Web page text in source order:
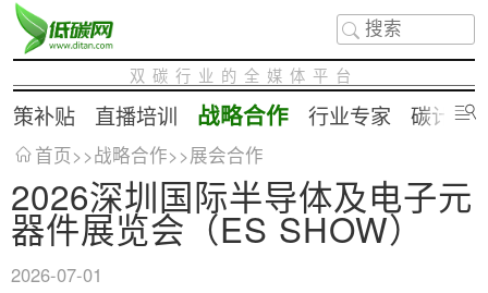
双碳行业的全媒体平台
策补贴 直播培训 战略合作 行业专家 碳计算
首页>>战略合作>>展会合作
2026深圳国际半导体及电子元
器件展览会（ES SHOW）
2026-07-01